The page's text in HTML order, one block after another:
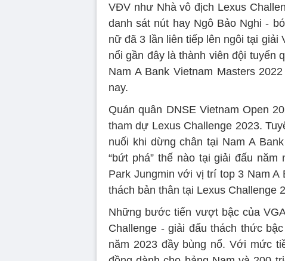
VĐV như Nhà vô địch Lexus
danh sát nút hay Ngô Bảo Nghi -
nữ đã 3 lần liên tiếp lên ngôi tại giải
nổi gần đây là thành viên đội tuyển
Nam A Bank Vietnam Masters
nay.
Quán quân DNSE Vietnam Open
tham dự Lexus Challenge 2023.
nuối khi dừng chân tại Nam A
“bứt phá” thế nào tại giải đấu
Park Jungmin với vị trí top 3 Nam
thách bản thân tại Lexus Challenge
Những bước tiến vượt bậc của
Challenge - giải đấu thách thức
năm 2023 đầy bùng nổ. Với mức